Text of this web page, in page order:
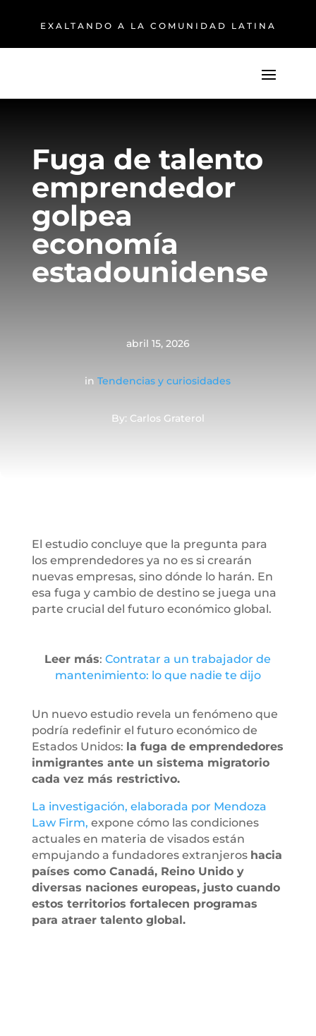
EXALTANDO A LA COMUNIDAD LATINA
Fuga de talento
emprendedor
golpea
economía
estadounidense
abril 15, 2026
inTendencias y curiosidades
By: Carlos Graterol
El estudio concluye que la pregunta para
los emprendedores ya no es si crearán
nuevas empresas, sino dónde lo harán. En
esa fuga y cambio de destino se juega una
parte crucial del futuro económico global.
Leer más:Contratar a un trabajador de
mantenimiento: lo que nadie te dijo
Un nuevo estudio revela un fenómeno que
podría redefinir el futuro económico de
Estados Unidos: la fuga de emprendedores
inmigrantes ante un sistema migratorio
cada vez más restrictivo.
La investigación, elaborada por Mendoza
Law Firm, expone cómo las condiciones
actuales en materia de visados están
empujando a fundadores extranjeros hacia
países como Canadá, Reino Unido y
diversas naciones europeas, justo cuando
estos territorios fortalecen programas
para atraer talento global.